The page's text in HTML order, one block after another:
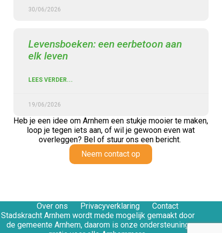
30/06/2026
Levensboeken: een eerbetoon aan
elk leven
LEES VERDER...
19/06/2026
Heb je een idee om Arnhem een stukje mooier te maken,
loop je tegen iets aan,of wil je gewoon even wat
overleggen? Bel of stuur ons een bericht.
Neem contact op
Over ons Privacyverklaring
Contact
Stadskracht Arnhem wordt mede mogelijk gemaakt door
de gemeente Arnhem, daarom is onze ondersteuning